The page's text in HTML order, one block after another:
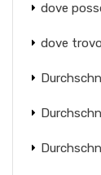
dove
dove